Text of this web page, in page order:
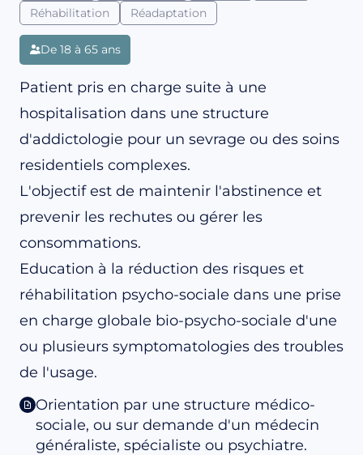
Réhabilitation
Réadaptation
De 18 à 65 ans
Patient pris en charge suite à une
hospitalisation dans une structure
d'addictologie pour un sevrage ou des soins
residentiels complexes.
L'objectif est de maintenir l'abstinence et
prevenir les rechutes ou gérer les
consommations.
Education à la réduction des risques et
réhabilitation psycho-sociale dans une prise
en charge globale bio-psycho-sociale d'une
ou plusieurs symptomatologies des troubles
de l'usage.
Orientation par une structure médico-
sociale, ou sur demande d'un médecin
généraliste, spécialiste ou psychiatre.